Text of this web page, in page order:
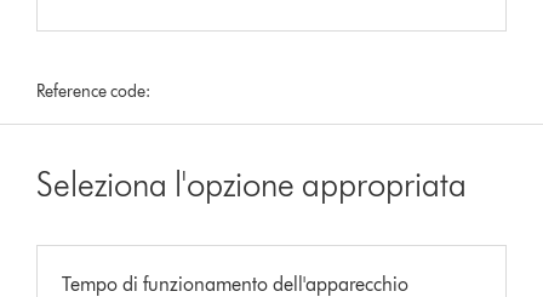
Reference code:
Seleziona l'opzione appropriata
Tempo di funzionamento dell'apparecchio